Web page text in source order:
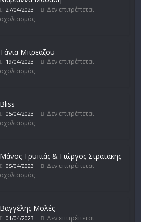
27/04/2023
Δεν επιτρέπεται
σχολιασμός
Τάνια Μπρεάζου
19/04/2023
Δεν επιτρέπεται
σχολιασμός
Bliss
05/04/2023
Δεν επιτρέπεται
σχολιασμός
Μάνος Τρυπιάς & Γιώργος Στρατάκης
05/04/2023
Δεν επιτρέπεται
σχολιασμός
Βαγγέλης Μολές
01/04/2023 Δεν επιτρέπεται